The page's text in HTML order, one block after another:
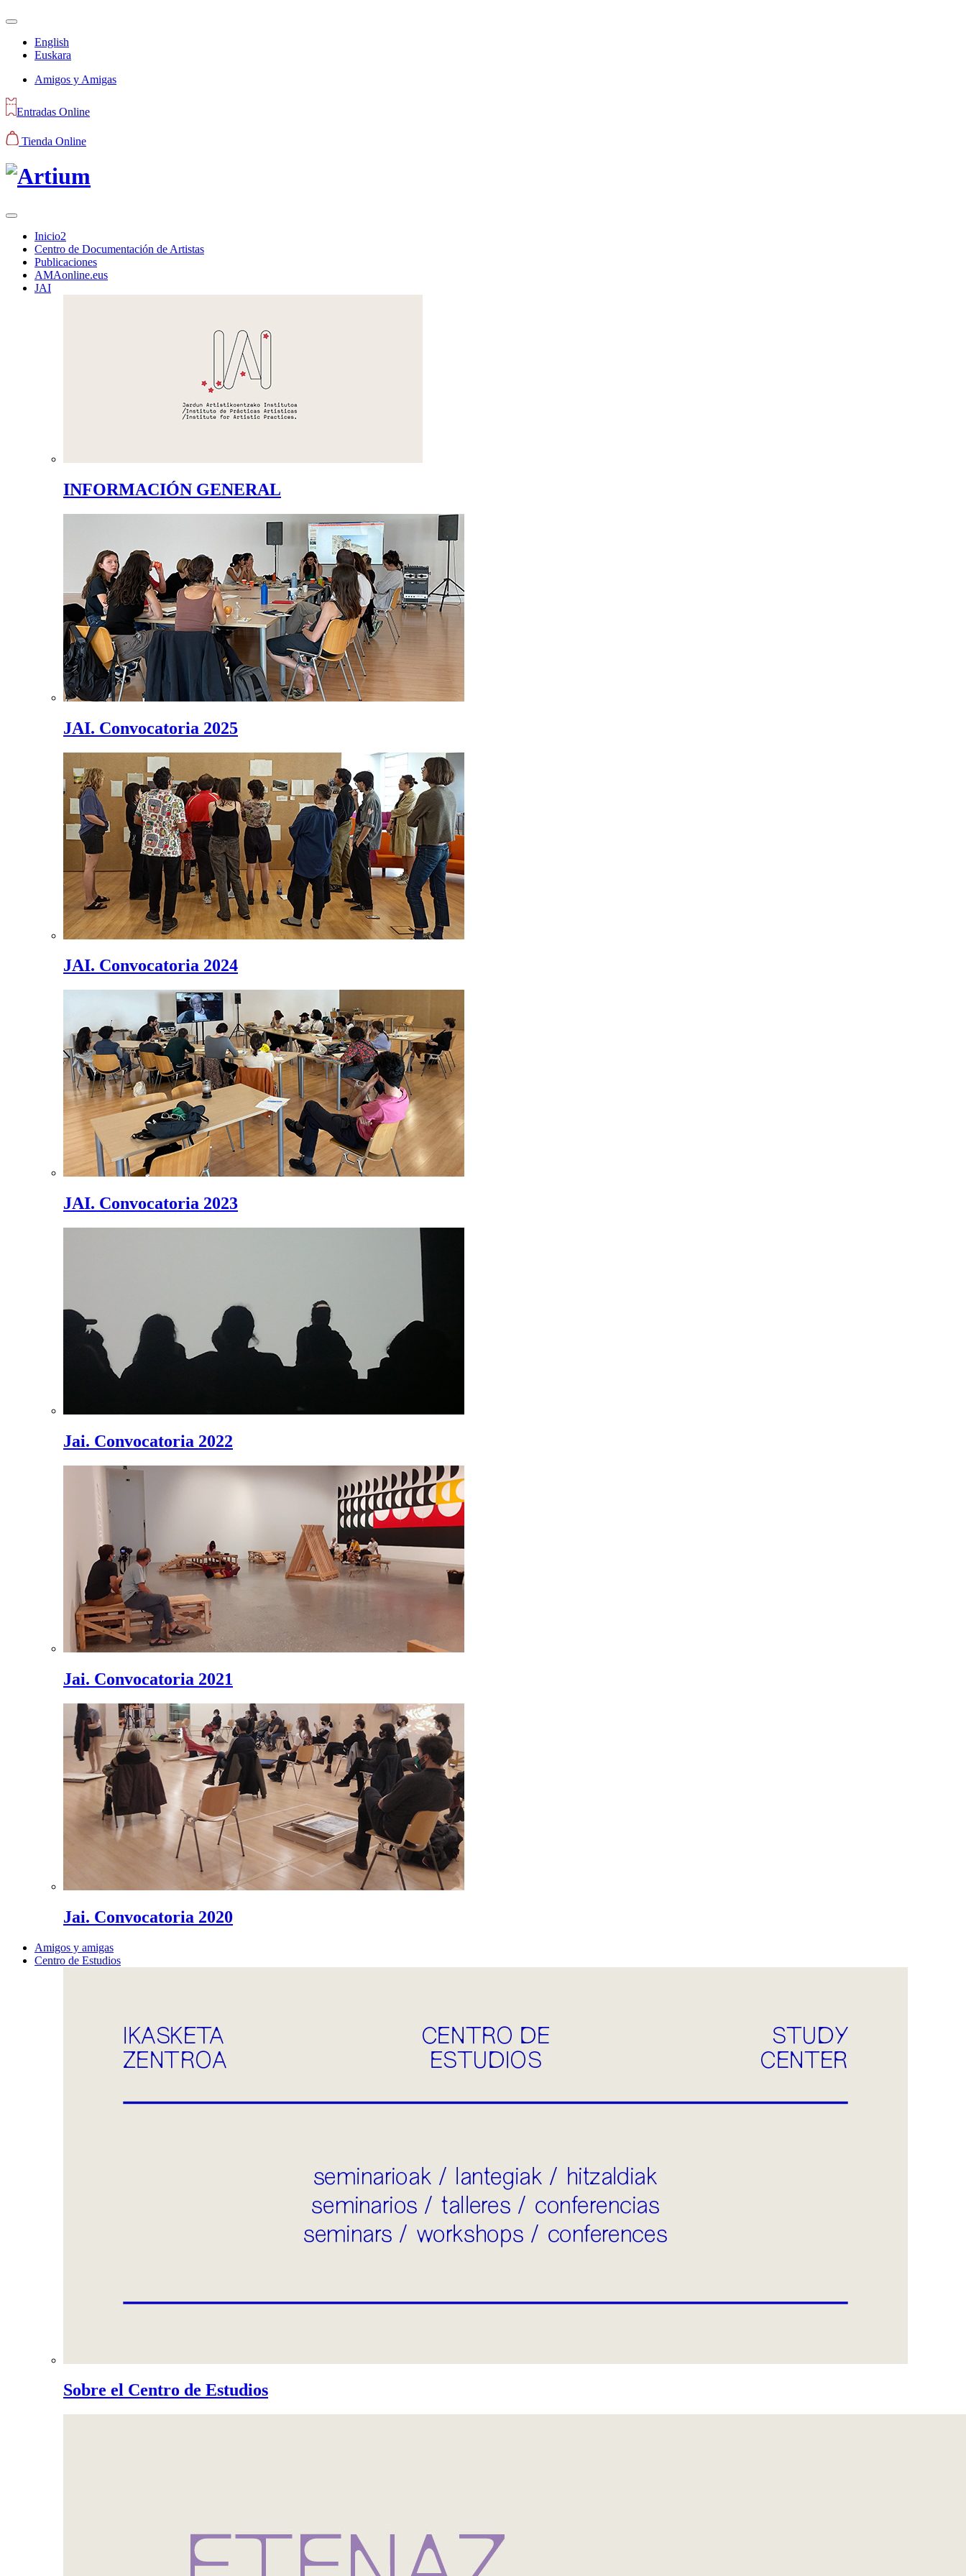
English
Euskara
Amigos y Amigas
Entradas Online
Tienda Online
Inicio2
Centro de Documentación de Artistas
Publicaciones
AMAonline.eus
JAI
INFORMACIÓN GENERAL
JAI. Convocatoria 2025
JAI. Convocatoria 2024
JAI. Convocatoria 2023
Jai. Convocatoria 2022
Jai. Convocatoria 2021
Jai. Convocatoria 2020
Amigos y amigas
Centro de Estudios
Sobre el Centro de Estudios